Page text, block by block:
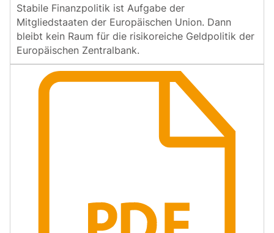
Stabile Finanzpolitik ist Aufgabe der
Mitgliedstaaten der Europäischen Union. Dann
bleibt kein Raum für die risikoreiche Geldpolitik der
Europäischen Zentralbank.